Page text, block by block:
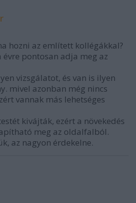
hozni az említett kollégákkal?
pontosan adja meg az
vizsgálatot, és van is ilyen
mivel azonban még nincs
vannak más lehetséges
kivájták, ezért a növekedés
meg az oldalfalból.
az nagyon érdekelne.